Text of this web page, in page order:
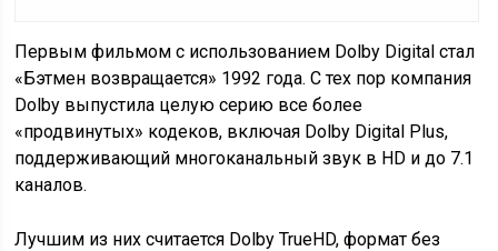
Первым фильмом с использованием Dolby Digital стал
«Бэтмен возвращается» 1992 года. С тех пор компания
Dolby выпустила целую серию все более
«продвинутых» кодеков, включая Dolby Digital Plus,
поддерживающий многоканальный звук в HD и до 7.1
каналов.
Лучшим из них считается Dolby TrueHD, формат без